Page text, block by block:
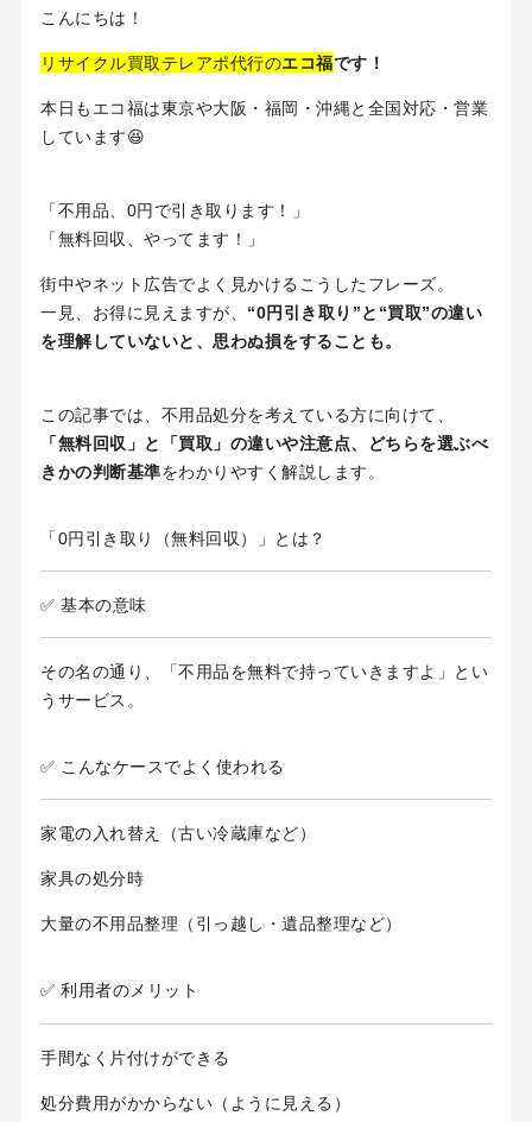
こんにちは！
リサイクル買取テレアポ代行のエコ福です！
本日もエコ福は東京や大阪・福岡・沖縄と全国対応・営業
しています😆
「不用品、0円で引き取ります！」
「無料回収、やってます！」
街中やネット広告でよく見かけるこうしたフレーズ。
一見、お得に見えますが、 “0円引き取り”と“買取”の違い
を理解していないと、思わぬ損をすることも。
この記事では、不用品処分を考えている方に向けて、
「無料回収」と「買取」の違いや注意点、どちらを選ぶべ
きかの判断基準をわかりやすく解説します。
「0円引き取り（無料回収）」とは？
✅ 基本の意味
その名の通り、「不用品を無料で持っていきますよ」とい
うサービス。
✅ こんなケースでよく使われる
家電の入れ替え（古い冷蔵庫など）
家具の処分時
大量の不用品整理（引っ越し・遺品整理など）
✅ 利用者のメリット
手間なく片付けができる
処分費用がかからない（ように見える）